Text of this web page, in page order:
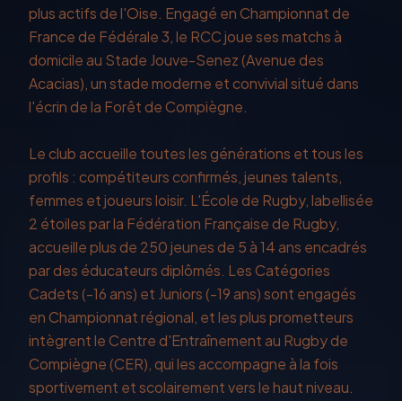
plus actifs de l'Oise. Engagé en Championnat de
France de Fédérale 3, le RCC joue ses matchs à
domicile au Stade Jouve-Senez (Avenue des
Acacias), un stade moderne et convivial situé dans
l'écrin de la Forêt de Compiègne.
Le club accueille toutes les générations et tous les
profils : compétiteurs confirmés, jeunes talents,
femmes et joueurs loisir. L'École de Rugby, labellisée
2 étoiles par la Fédération Française de Rugby,
accueille plus de 250 jeunes de 5 à 14 ans encadrés
par des éducateurs diplômés. Les Catégories
Cadets (-16 ans) et Juniors (-19 ans) sont engagés
en Championnat régional, et les plus prometteurs
intègrent le Centre d'Entraînement au Rugby de
Compiègne (CER), qui les accompagne à la fois
sportivement et scolairement vers le haut niveau.